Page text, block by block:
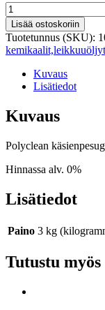
Polyclean
käsienpesugeeli,
3
litraa
määrä
Lisää ostoskoriin
Tuotetunnus (SKU):
Kuvaus
Lisätiedot
Kuvaus
Polyclean
Hinnassa alv. 0%
Lisätiedot
Paino 3 kg
Tutustu myös